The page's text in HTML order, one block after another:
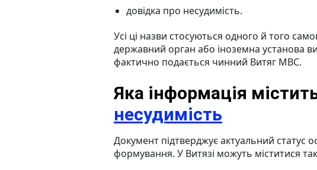
довідка про несудимість.
Усі ці назви стосуються одного й того
державний орган або іноземна установа
фактично подається чинний Витяг МВС.
Яка інформація
несудимість
Документ підтверджує актуальний статус
формування. У Витязі можуть міститися